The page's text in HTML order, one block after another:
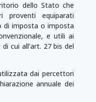
dello Stato che
equiparati
imposta o imposta
e utili ai
cui all’art. 27 bis del
dai percettori
annuale dei